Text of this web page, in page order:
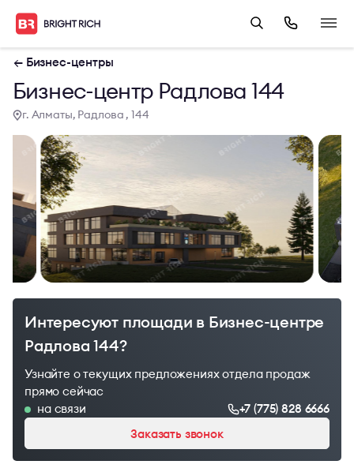
← Бизнес-центры
Бизнес-центр Радлова 144
г. Алматы, Радлова , 144
Интересуют площади в Бизнес-центре
Радлова 144?
Узнайте о текущих предложениях отдела продаж
прямо сейчас
на связи
+7 (775) 828 6666
Заказать звонок